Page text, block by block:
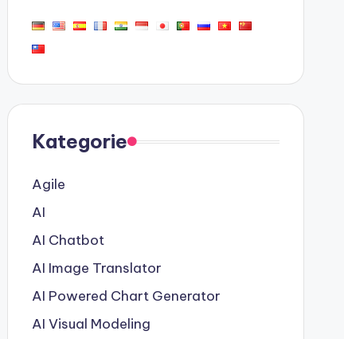
Kategorie
Agile
AI
AI Chatbot
AI Image Translator
AI Powered Chart Generator
AI Visual Modeling